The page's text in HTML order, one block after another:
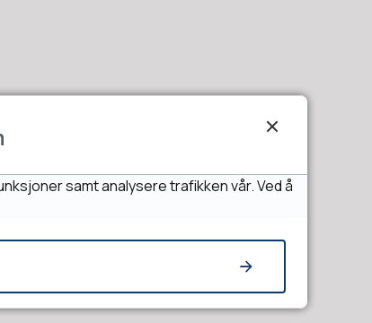
samt analysere trafikken vår. Ved å